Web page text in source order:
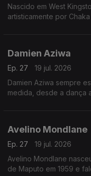
Nascido em West
artisticamente por
Damien Aziwa
Ep. 27
19 jul. 2026
Damien Aziwa sempre
medida, desde a dança
Avelino Mondlane
Ep. 27
19 jul. 2026
Avelino Mondlane
de Maputo em 1959 e